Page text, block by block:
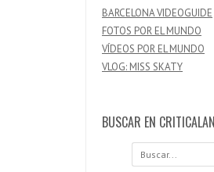
BARCELONA VIDEOGUIDE
FOTOS POR EL MUNDO
VÍDEOS POR EL MUNDO
VLOG: MISS SKATY
BUSCAR EN
Buscar